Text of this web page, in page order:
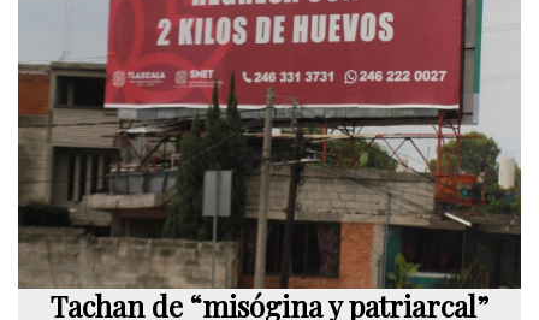
Tachan de “misógina y patriarcal”